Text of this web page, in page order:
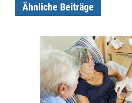
Ähnliche Beiträge